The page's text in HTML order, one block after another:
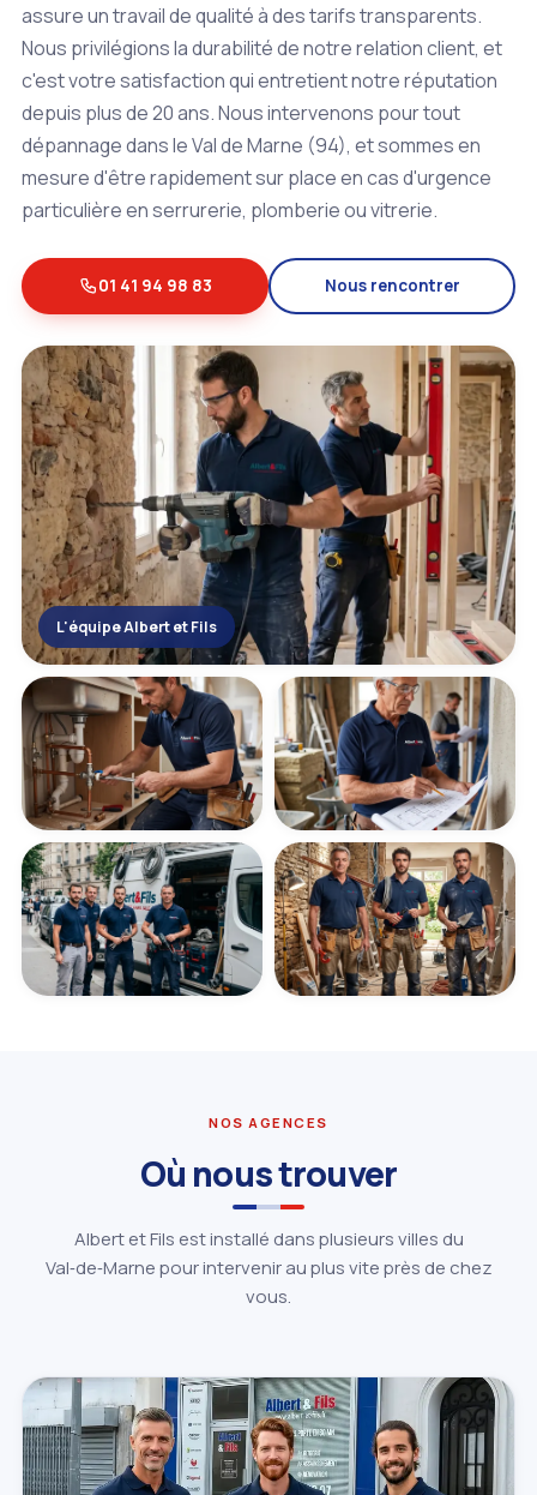
assure un travail de qualité à des tarifs transparents.
Nous privilégions la durabilité de notre relation client, et
c'est votre satisfaction qui entretient notre réputation
depuis plus de 20 ans. Nous intervenons pour tout
dépannage dans le Val de Marne (94), et sommes en
mesure d'être rapidement sur place en cas d'urgence
particulière en serrurerie, plomberie ou vitrerie.
01 41 94 98 83 Nous rencontrer
L'équipe Albert et Fils
NOS AGENCES
Où nous trouver
Albert et Fils est installé dans plusieurs villes du
Val‑de‑Marne pour intervenir au plus vite près de chez
vous.